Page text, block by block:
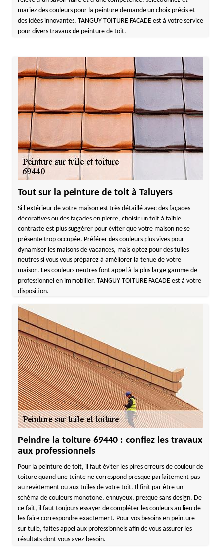
mariez des couleurs pour la peinture demande un choix précis et
des idées innovantes. TANGUY TOITURE FACADE est à votre service
pour divers travaux de peinture de toit.
Tout sur la peinture de toit à Taluyers
Si l'extérieur de votre maison est très détaillé avec des façades
décoratives ou des façades en pierre, choisir un toit à faible
contraste est plus suggérer pour éviter que votre maison ne se
présente trop occupée. Préférer des couleurs plus vives pour
dynamiser les maisons de vacances, mais optez pour des tuiles
neutres si vous vous préparez à améliorer la tenue de votre
maison. Les couleurs neutres font appel à la plus large gamme de
professionnel en immobilier. TANGUY TOITURE FACADE est à votre
disposition.
Peindre la toiture 69440 : confiez les travaux
aux professionnels
Pour la peinture de toit, il faut éviter les pires erreurs de couleur de
toiture quand une teinte ne correspond presque parfaitement pas
au revêtement ou aux tuiles de votre toit. Il finit par être un
schéma de couleurs monotone, ennuyeux, presque sans design. De
ce fait, il faut toujours essayer de compléter les couleurs au lieu de
les faire correspondre exactement. Pour vos besoins en peinture
sur tuile, faites appel aux professionnels afin de vous assurer les
résultats dont vous avez besoin.